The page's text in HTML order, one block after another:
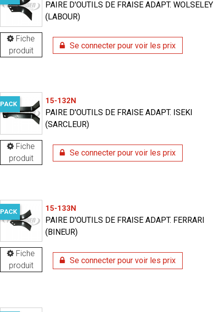
Fiche
produit
PAIRE D'OUTILS DE FRAISE ADAPT. WOLSELEY
(LABOUR)
Se connecter pour voir les prix
Fiche
produit
PACK 15-132N
PAIRE D'OUTILS DE FRAISE ADAPT. ISEKI
(SARCLEUR)
Se connecter pour voir les prix
Fiche
produit
PACK 15-133N
PAIRE D'OUTILS DE FRAISE ADAPT. FERRARI
(BINEUR)
Se connecter pour voir les prix